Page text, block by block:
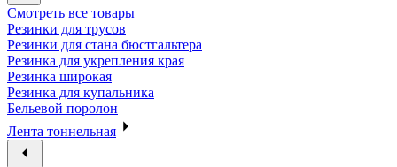
Смотреть все товары
Резинки для трусов
Резинки для стана бюстгальтера
Резинка для укрепления края
Резинка широкая
Резинка для купальника
Бельевой поролон
Лента тоннельная